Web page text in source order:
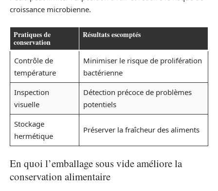
croissance microbienne.
Pratiques de
conservation
Résultats escomptés
Contrôle de
température
Minimiser le risque de prolifération
bactérienne
Inspection
visuelle
Détection précoce de problèmes
potentiels
Stockage
hermétique
Préserver la fraîcheur des aliments
En quoi l’emballage sous vide améliore la
conservation alimentaire